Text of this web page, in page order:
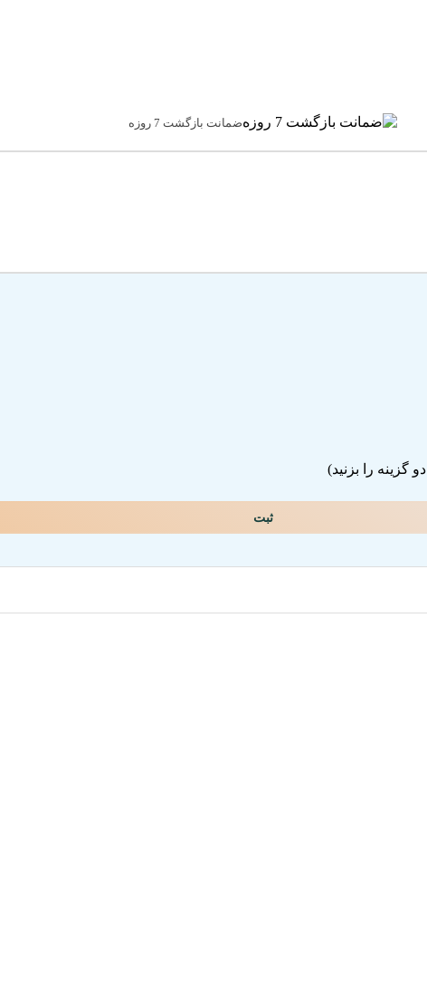
ضمانت بازگشت 7 روزه
را بزنید)
ثبت